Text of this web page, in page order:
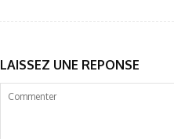
LAISSEZ UNE REPONSE